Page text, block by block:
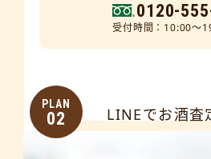
0120-
受付時間：10:00～
PLAN
02 LINEでお酒査